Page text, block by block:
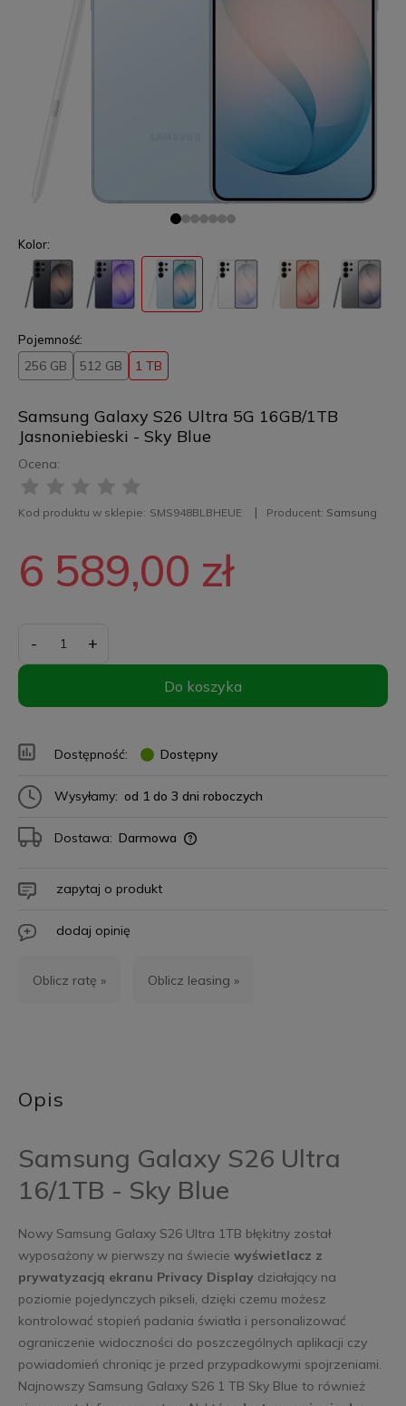
Samsung Galaxy S26 Ultra 5G 16GB/1TB
Jasnoniebieski - Sky Blue
Ocena:
Kod produktu w sklepie: SMS948BLBHEUE Producent: Samsung
Kolor:
Pojemność:
256 GB 512 GB 1 TB
6 589,00 zł
- +
Do koszyka
Dostępność: Dostępny
Wysyłamy: od 1 do 3 dni roboczych
Dostawa: Darmowa
zapytaj o produkt
dodaj opinię
Oblicz ratę » Oblicz leasing »
Opis
Samsung Galaxy S26 Ultra
16/1TB - Sky Blue
Nowy Samsung Galaxy S26 Ultra 1TB błękitny został
wyposażony w pierwszy na świecie wyświetlacz z
prywatyzacją ekranu Privacy Displaydziałający na
poziomie pojedynczych pikseli, dzięki czemu możesz
kontrolować stopień padania światła i personalizować
ograniczenie widoczności do poszczególnych aplikacji czy
powiadomień chroniąc je przed przypadkowymi spojrzeniami.
Najnowszy Samsung Galaxy S26 1 TB Sky Blue to również